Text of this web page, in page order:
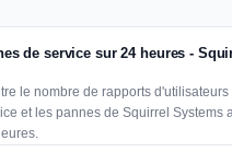
de service sur 24 heures -
le nombre de rapports d'utilisateurs
et les pannes de Squirrel Systems